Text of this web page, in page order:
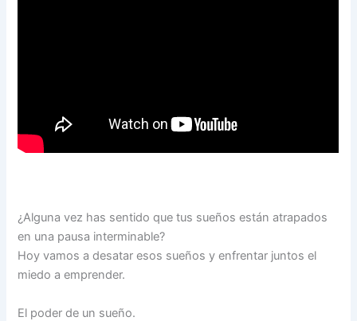
¿Alguna vez has sentido que tus sueños están atrapados
en una pausa interminable?
Hoy vamos a desatar esos sueños y enfrentar juntos el
miedo a emprender.
El poder de un sueño.